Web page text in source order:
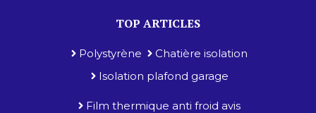
TOP ARTICLES
Polystyrène
Chatière isolation
Isolation plafond garage
Film thermique anti froid avis